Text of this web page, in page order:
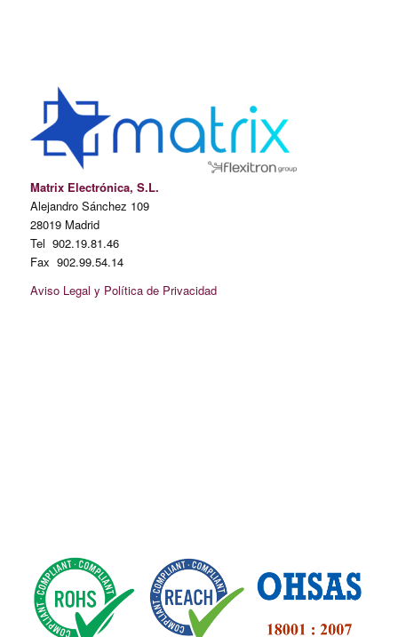
Matrix Electrónica, S.L.
Alejandro Sánchez 109
28019 Madrid
Tel 902.19.81.46
Fax 902.99.54.14
Aviso Legal y Política de Privacidad